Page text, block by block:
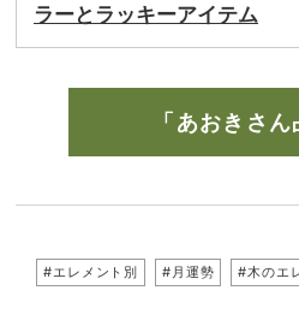
ラーとラッキーアイテム
「あおきさん
#エレメント別 #月運勢 #木のエ